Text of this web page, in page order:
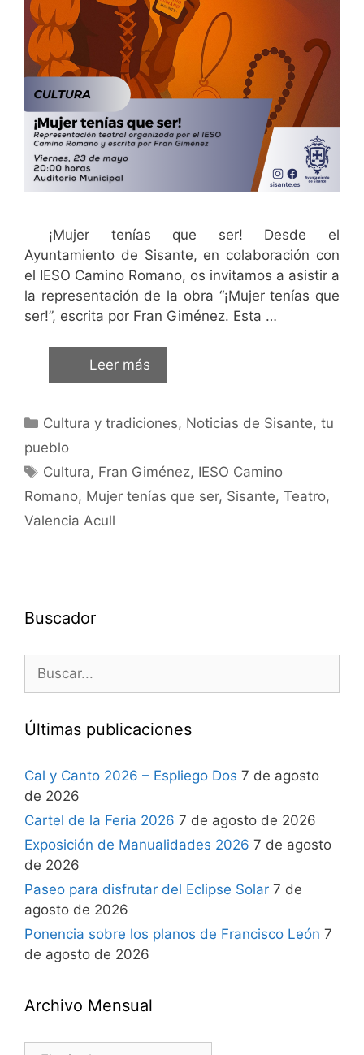
¡Mujer tenías que ser! Desde el
Ayuntamiento de Sisante, en colaboración con
el IESO Camino Romano, os invitamos a asistir a
la representación de la obra “¡Mujer tenías que
ser!”, escrita por Fran Giménez. Esta …
Leer más
Cultura y tradiciones, Noticias de Sisante, tu
pueblo
Cultura, Fran Giménez, IESO Camino
Romano, Mujer tenías que ser, Sisante, Teatro,
Valencia Acull
Buscador
Últimas publicaciones
Cal y Canto 2026 – Espliego Dos 7 de agosto
de 2026
Cartel de la Feria 2026 7 de agosto de 2026
Exposición de Manualidades 2026 7 de agosto
de 2026
Paseo para disfrutar del Eclipse Solar 7 de
agosto de 2026
Ponencia sobre los planos de Francisco León 7
de agosto de 2026
Archivo Mensual